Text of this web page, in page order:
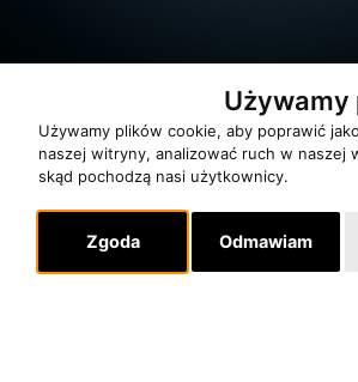
Używamy
Używamy plików cookie, aby poprawić
naszej witryny, analizować ruch w naszej
skąd pochodzą nasi użytkownicy.
Zgoda Odmawiam
O zespole
MUZYKA I NUTY